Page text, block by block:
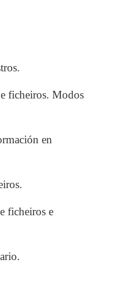
ficheiros. Modos
en
ficheiros e